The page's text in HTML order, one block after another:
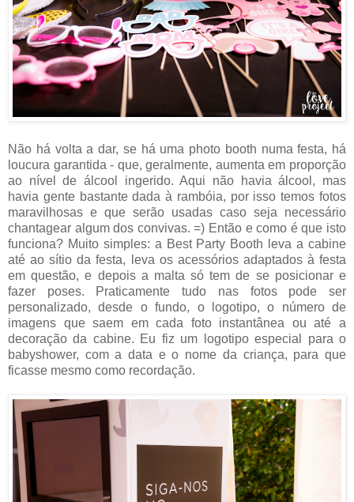
Não há volta a dar, se há uma photo booth numa festa, há
loucura garantida - que, geralmente, aumenta em proporção
ao nível de álcool ingerido. Aqui não havia álcool, mas
havia gente bastante dada à rambóia, por isso temos fotos
maravilhosas e que serão usadas caso seja necessário
chantagear algum dos convivas. =) Então e como é que isto
funciona? Muito simples: a Best Party Booth leva a cabine
até ao sítio da festa, leva os acessórios adaptados à festa
em questão, e depois a malta só tem de se posicionar e
fazer poses. Praticamente tudo nas fotos pode ser
personalizado, desde o fundo, o logotipo, o número de
imagens que saem em cada foto instantânea ou até a
decoração da cabine. Eu fiz um logotipo especial para o
babyshower, com a data e o nome da criança, para que
ficasse mesmo como recordação.